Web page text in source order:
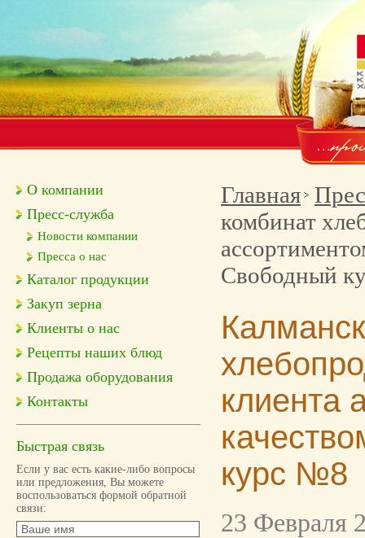
О компании
Пресс-служба
Новости компании
Пресса о нас
Каталог продукции
Закуп зерна
Клиенты о нас
Рецепты наших блюд
Продажа оборудования
Контакты
Быстрая связь
Если у вас есть какие-либо вопросы
или предложения, Вы можете
воспользоваться формой обратной
связи:
Главная
комбинат
Свободный
клиента
курс №8
23 Февраля